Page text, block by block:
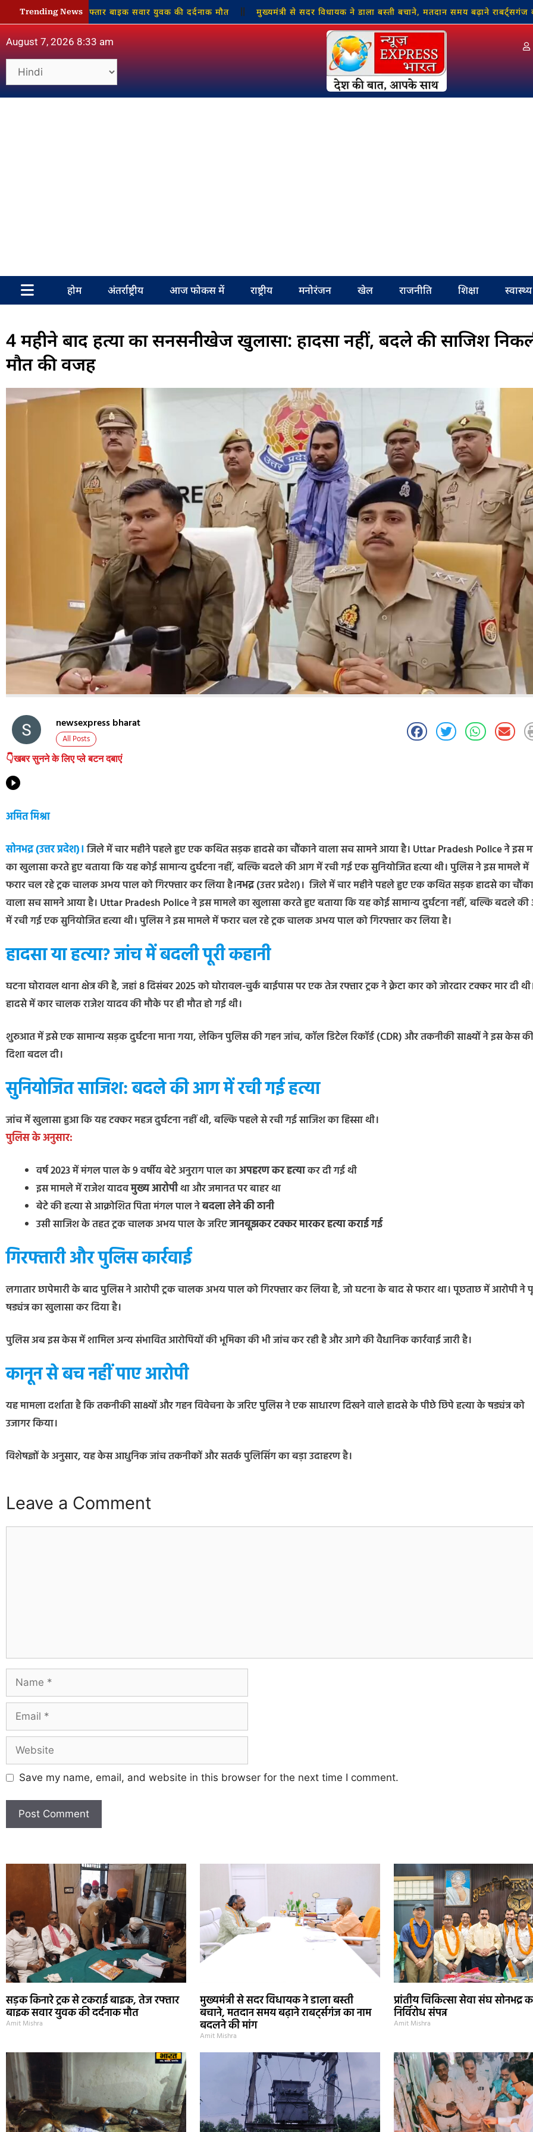
Trending News
बाइक, तेज रफ्तार बाइक सवार युवक की दर्दनाक मौत मुख्यमंत्री से सदर विधायक ने डाला बस्ती बचाने, मतदान समय बढ़ाने राबर्ट्सगंज का नाम
August 7, 2026 8:33 am
होम अंतर्राष्ट्रीय आज फोकस में राष्ट्रीय मनोरंजन खेल राजनीति शिक्षा स्वास्थ्य
4 महीने बाद हत्या का सनसनीखेज खुलासा: हादसा नहीं, बदले की साजिश
मौत की वजह
newsexpress bharat
All Posts
👇खबर सुनने के लिए प्ले बटन दबाएं
अमित मिश्रा
सोनभद्र (उत्तर प्रदेश)।जिले में चार महीने पहले हुए एक कथित सड़क हादसे का चौंकाने वाला सच सामने आया है। Uttar Pradesh Police ने इस
का खुलासा करते हुए बताया कि यह कोई सामान्य दुर्घटना नहीं, बल्कि बदले की आग में रची गई एक सुनियोजित हत्या थी। पुलिस ने इस मामले में
फरार चल रहे ट्रक चालक अभय पाल को गिरफ्तार कर लिया है।नभद्र(उत्तर प्रदेश)। जिले में चार महीने पहले हुए एक कथित सड़क हादसे का
वाला सच सामने आया है। Uttar Pradesh Police ने इस मामले का खुलासा करते हुए बताया कि यह कोई सामान्य दुर्घटना नहीं, बल्कि बदले
में रची गई एक सुनियोजित हत्या थी। पुलिस ने इस मामले में फरार चल रहे ट्रक चालक अभय पाल को गिरफ्तार कर लिया है।
हादसा या हत्या? जांच में बदली पूरी कहानी
घटना घोरावल थाना क्षेत्र की है, जहां 8 दिसंबर 2025 को घोरावल-चुर्क बाईपास पर एक तेज रफ्तार ट्रक ने क्रेटा कार को जोरदार टक्कर मार दी
हादसे में कार चालक राजेश यादव की मौके पर ही मौत हो गई थी।
शुरुआत में इसे एक सामान्य सड़क दुर्घटना माना गया, लेकिन पुलिस की गहन जांच, कॉल डिटेल रिकॉर्ड (CDR) और तकनीकी साक्ष्यों ने इस केस की
दिशा बदल दी।
सुनियोजित साजिश: बदले की आग में रची गई हत्या
जांच में खुलासा हुआ कि यह टक्कर महज दुर्घटना नहीं थी, बल्कि पहले से रची गई साजिश का हिस्सा थी।
पुलिस के अनुसार:
वर्ष 2023 में मंगल पाल के 9 वर्षीय बेटे अनुराग पाल काअपहरण कर हत्याकर दी गई थी
इस मामले में राजेश यादवमुख्य आरोपीथा और जमानत पर बाहर था
बेटे की हत्या से आक्रोशित पिता मंगल पाल नेबदला लेने की ठानी
उसी साजिश के तहत ट्रक चालक अभय पाल के जरिएजानबूझकर टक्कर मारकर हत्या कराई गई
गिरफ्तारी और पुलिस कार्रवाई
लगातार छापेमारी के बाद पुलिस ने आरोपी ट्रक चालक अभय पाल को गिरफ्तार कर लिया है, जो घटना के बाद से फरार था। पूछताछ में आरोपी ने
षड्यंत्र का खुलासा कर दिया है।
पुलिस अब इस केस में शामिल अन्य संभावित आरोपियों की भूमिका की भी जांच कर रही है और आगे की वैधानिक कार्रवाई जारी है।
कानून से बच नहीं पाए आरोपी
यह मामला दर्शाता है कि तकनीकी साक्ष्यों और गहन विवेचना के जरिए पुलिस ने एक साधारण दिखने वाले हादसे के पीछे छिपे हत्या के षड्यंत्र को
उजागर किया।
विशेषज्ञों के अनुसार, यह केस आधुनिक जांच तकनीकों और सतर्क पुलिसिंग का बड़ा उदाहरण है।
Leave a Comment
Save my name, email, and website in this browser for the next time I comment.
सड़क किनारे ट्रक से टकराई बाइक, तेज रफ्तार
बाइक सवार युवक की दर्दनाक मौत
Amit Mishra
मुख्यमंत्री से सदर विधायक ने डाला बस्ती
बचाने, मतदान समय बढ़ाने राबर्ट्सगंज का नाम
बदलने की मांग
Amit Mishra
प्रांतीय चिकित्सा सेवा संघ सोनभद्र
निर्विरोध संपन्न
Amit Mishra